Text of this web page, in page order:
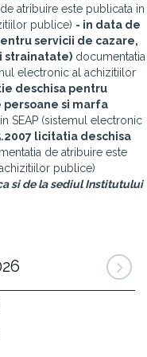
atribuire este publicata in
publice) - in data de
servicii de cazare,
strainatate) documentatia
electronic al achizitiilor
deschisa pentru
si marfa
SEAP (sistemul electronic
licitatia deschisa
de atribuire este
publice)
si de la sediul Institutului